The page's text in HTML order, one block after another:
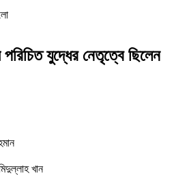
পরিচিত যুদ্ধের নেতৃত্বে ছিলেন
খান